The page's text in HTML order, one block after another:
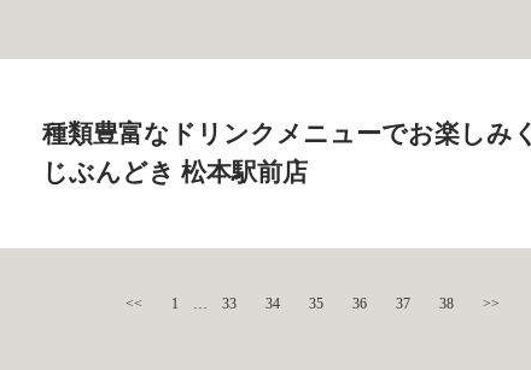
種類豊富なドリンクメニューでお楽しみ
じぶんどき 松本駅前店
<< 1 33 34 35 36 37 38 >>